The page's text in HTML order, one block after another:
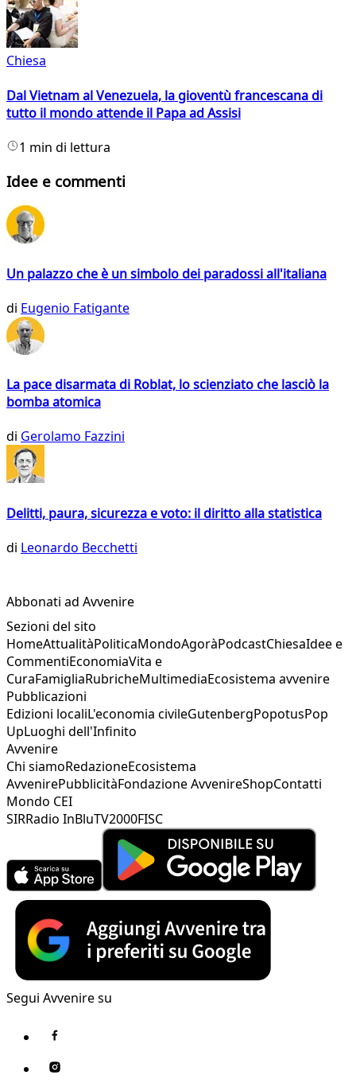
Chiesa
Dal Vietnam al Venezuela, la gioventù francescana di
tutto il mondo attende il Papa ad Assisi
1 min di lettura
Idee e commenti
Un palazzo che è un simbolo dei paradossi all'italiana
di Eugenio Fatigante
La pace disarmata di Roblat, lo scienziato che lasciò la
bomba atomica
di Gerolamo Fazzini
Delitti, paura, sicurezza e voto: il diritto alla statistica
di Leonardo Becchetti
Abbonati ad Avvenire
Sezioni del sito
HomeAttualitàPoliticaMondoAgoràPodcastChiesaIdee e
CommentiEconomiaVita e
CuraFamigliaRubricheMultimediaEcosistema avvenire
Pubblicazioni
Edizioni localiL'economia civileGutenbergPopotusPop
UpLuoghi dell'Infinito
Avvenire
Chi siamoRedazioneEcosistema
AvvenirePubblicitàFondazione AvvenireShopContatti
Mondo CEI
SIRRadio InBluTV2000FISC
Segui Avvenire su